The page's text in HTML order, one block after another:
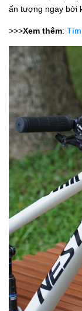
ấn tượng ngay bởi
>>>Xem thêm: